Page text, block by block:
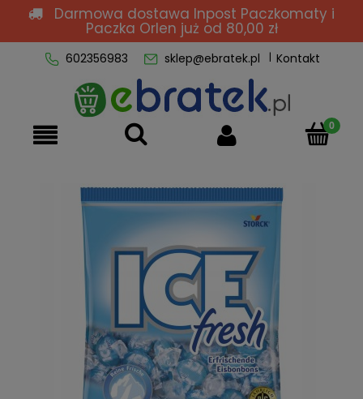
Darmowa dostawa Inpost Paczkomaty i
Paczka Orlen już od 80,00 zł
602356983 sklep@ebratek.pl Kontakt